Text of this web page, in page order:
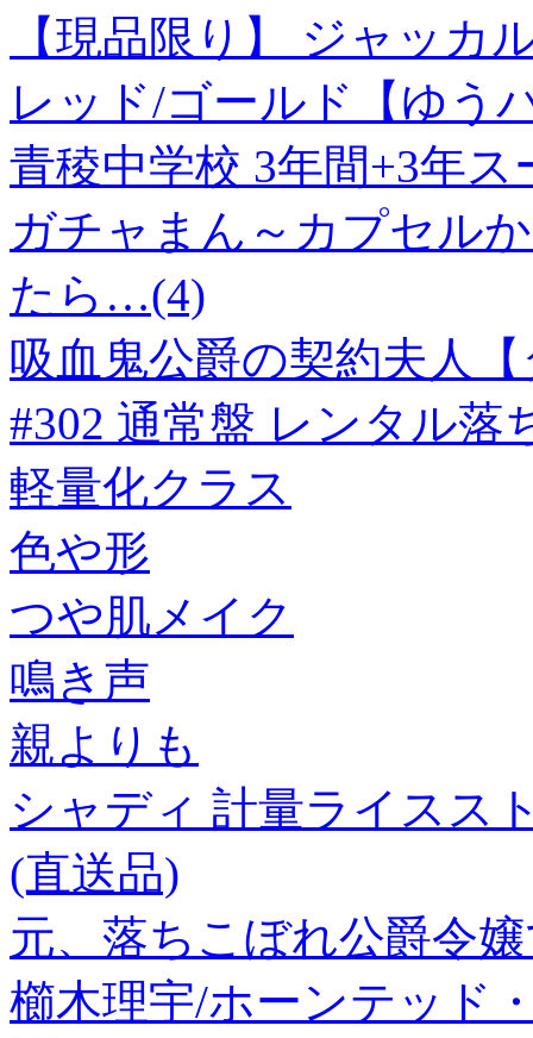
【現品限り】 ジャッカ
レッド/ゴールド【ゆう
青稜中学校 3年間+3年ス
ガチャまん～カプセル
たら…(4)
吸血鬼公爵の契約夫人
#302 通常盤 レンタル落
軽量化クラス
色や形
つや肌メイク
鳴き声
親よりも
シャディ 計量ライスス
(直送品)
元、落ちこぼれ公爵令
櫛木理宇/ホーンテッド